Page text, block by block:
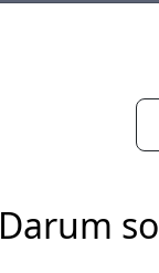
Darum